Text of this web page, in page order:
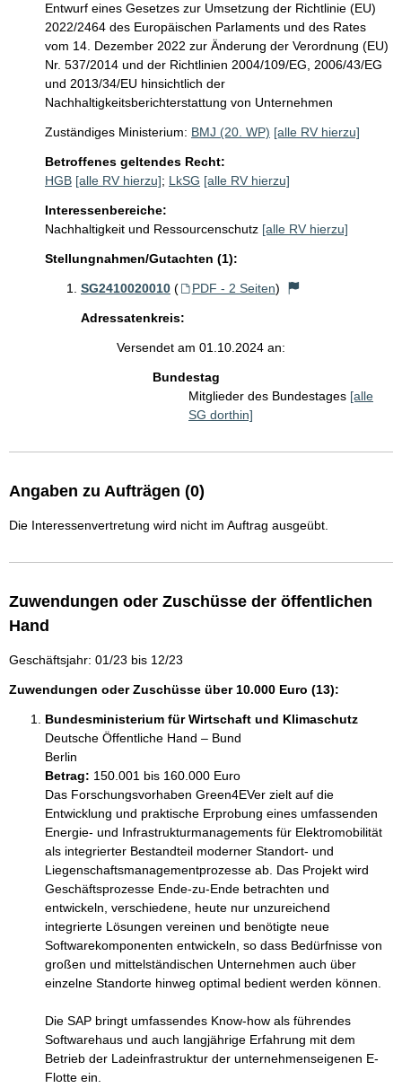
Entwurf eines Gesetzes zur Umsetzung der Richtlinie (EU)
2022/2464 des Europäischen Parlaments und des Rates
vom 14. Dezember 2022 zur Änderung der Verordnung (EU)
Nr. 537/2014 und der Richtlinien 2004/109/EG, 2006/43/EG
und 2013/34/EU hinsichtlich der
Nachhaltigkeitsberichterstattung von Unternehmen
Zuständiges Ministerium: BMJ (20. WP) [alle RV hierzu]
Betroffenes geltendes Recht:
HGB [alle RV hierzu]; LkSG [alle RV hierzu]
Interessenbereiche:
Nachhaltigkeit und Ressourcenschutz [alle RV hierzu]
Stellungnahmen/Gutachten (1):
SG2410020010 ( PDF - 2 Seiten)
Adressatenkreis:
Versendet am 01.10.2024 an:
Bundestag
Mitglieder des Bundestages [alle
SG dorthin]
Angaben zu Aufträgen (0)
Die Interessenvertretung wird nicht im Auftrag ausgeübt.
Zuwendungen oder Zuschüsse der öffentlichen
Hand
Geschäftsjahr: 01/23 bis 12/23
Zuwendungen oder Zuschüsse über 10.000 Euro (13):
Bundesministerium für Wirtschaft und Klimaschutz
Deutsche Öffentliche Hand – Bund
Berlin
Betrag: 150.001 bis 160.000 Euro
Das Forschungsvorhaben Green4EVer zielt auf die
Entwicklung und praktische Erprobung eines umfassenden
Energie- und Infrastrukturmanagements für Elektromobilität
als integrierter Bestandteil moderner Standort- und
Liegenschaftsmanagementprozesse ab. Das Projekt wird
Geschäftsprozesse Ende-zu-Ende betrachten und
entwickeln, verschiedene, heute nur unzureichend
integrierte Lösungen vereinen und benötigte neue
Softwarekomponenten entwickeln, so dass Bedürfnisse von
großen und mittelständischen Unternehmen auch über
einzelne Standorte hinweg optimal bedient werden können.
Die SAP bringt umfassendes Know-how als führendes
Softwarehaus und auch langjährige Erfahrung mit dem
Betrieb der Ladeinfrastruktur der unternehmenseigenen E-
Flotte ein.